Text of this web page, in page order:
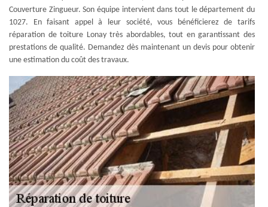
Couverture Zingueur. Son équipe intervient dans tout le département du
1027. En faisant appel à leur société, vous bénéficierez de tarifs
réparation de toiture Lonay très abordables, tout en garantissant des
prestations de qualité. Demandez dès maintenant un devis pour obtenir
une estimation du coût des travaux.